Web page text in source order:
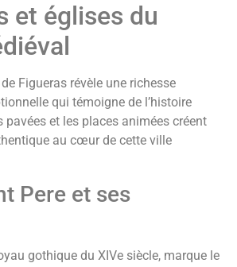
et églises du
Figueras révèle une richesse
qui témoigne de l’histoire
pavées et les places animées créent
au cœur de cette ville
Pere et ses
gothique du XIVe siècle, marque le